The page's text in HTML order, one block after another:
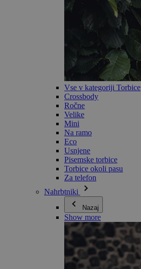
Vse v kategoriji Torbice
Crossbody
Ročne
Velike
Mini
Na ramo
Eco
Usnjene
Pisemske torbice
Torbice okoli pasu
Za telefon
Nahrbtniki
Nazaj
Show more